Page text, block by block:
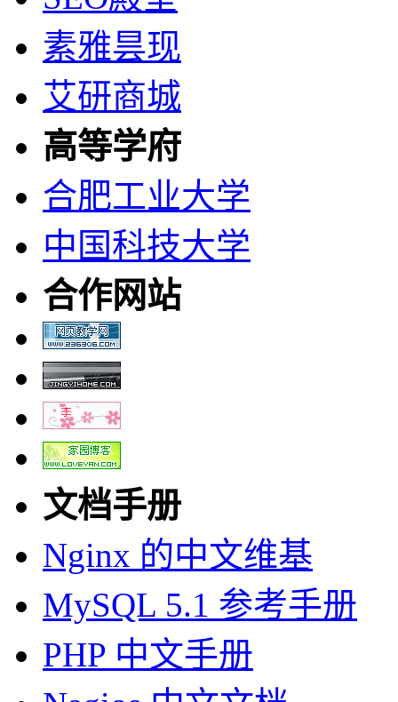
素雅昙现
艾研商城
高等学府
合肥工业大学
中国科技大学
合作网站
文档手册
Nginx 的中文维基
MySQL 5.1 参考手册
PHP 中文手册